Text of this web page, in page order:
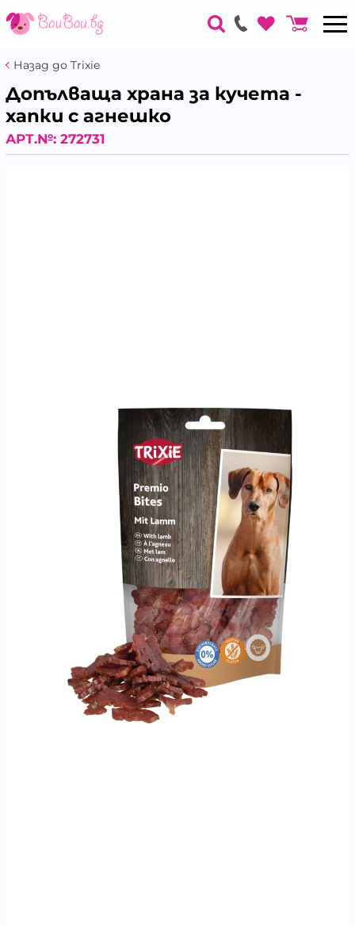
Назад до Trixie
Допълваща храна за кучета -
хапки с агнешко
АРТ.№: 272731